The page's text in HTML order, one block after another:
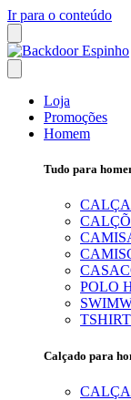
Ir para o conteúdo
Loja
Promoções
Homem
Tudo para
POLO
TSHIRT
Calçado para